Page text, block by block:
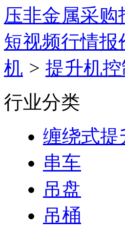
压非金属采购
短视频行情报
机 > 提升机
行业分类
缠绕式提
串车
吊盘
吊桶